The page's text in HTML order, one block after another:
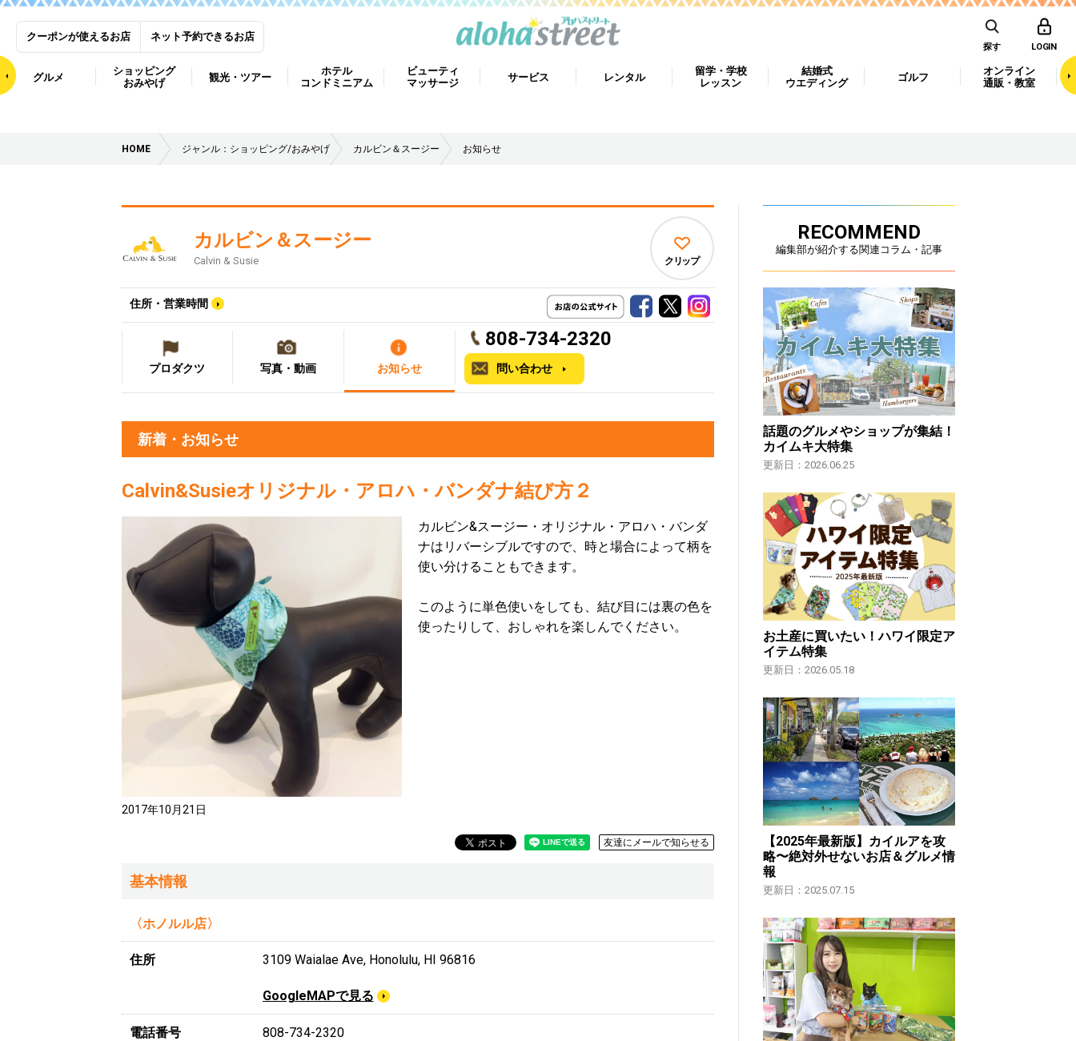
クーポンが使えるお店 ネット予約できるお店
探す LOGIN
グルメ
ショッピング
おみやげ
観光・ツアー
ホテル
コンドミニアム
ビューティ
マッサージ
サービス レンタル
留学・学校
レッスン
結婚式
ウエディング
ゴルフ
オンライン
通販・教室
HOME ジャンル：ショッピング/おみやげ カルビン＆スージー お知らせ
カルビン＆スージー
Calvin & Susie
住所・営業時間
クリップ
プロダクツ 写真・動画 お知らせ
808-734-2320
問い合わせ
新着・お知らせ
Calvin&Susieオリジナル・アロハ・バンダナ結び方２
2017年10月21日
カルビン&スージー・オリジナル・アロハ・バンダ
ナはリバーシブルですので、時と場合によって柄を
使い分けることもできます。
このように単色使いをしても、結び目には裏の色を
使ったりして、おしゃれを楽しんでください。
友達にメールで知らせる
基本情報
〈ホノルル店〉
住所 3109 Waialae Ave, Honolulu, HI 96816
GoogleMAPで見る
電話番号 808-734-2320
RECOMMEND
編集部が紹介する関連コラム・記事
話題のグルメやショップが集結！
カイムキ大特集
更新日：2026.06.25
お土産に買いたい！ハワイ限定ア
イテム特集
更新日：2026.05.18
【2025年最新版】カイルアを攻
略〜絶対外せないお店＆グルメ情
報
更新日：2025.07.15